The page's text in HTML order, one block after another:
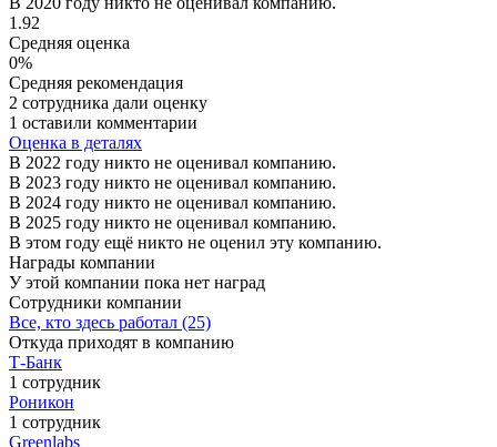
1.92
Средняя оценка
0%
Средняя рекомендация
2 сотрудника дали оценку
1 оставили комментарии
Оценка в деталях
В 2022 году никто не оценивал компанию.
В 2023 году никто не оценивал компанию.
В 2024 году никто не оценивал компанию.
В 2025 году никто не оценивал компанию.
В этом году ещё никто не оценил эту компанию.
Награды компании
У этой компании пока нет наград
Сотрудники компании
Все, кто здесь работал (25)
Откуда приходят в компанию
Т-Банк
1 сотрудник
Роникон
1 сотрудник
Greenlabs